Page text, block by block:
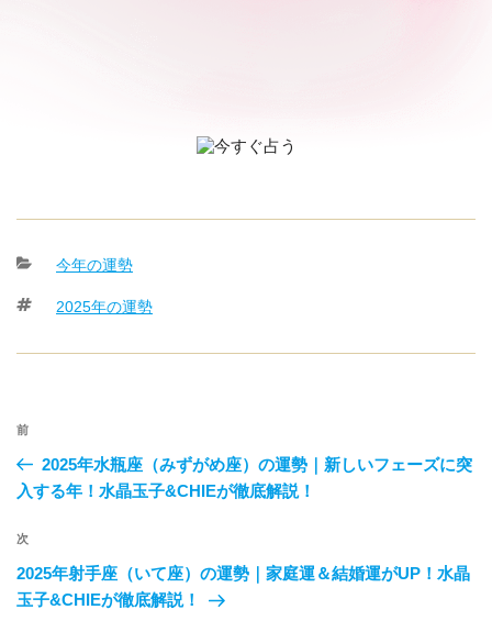
カ
ゴ
今年の運勢
タ
2025年の運勢
投
ナ
ゲ
ー
シ
前
の
投
前
2025年水瓶座（みずがめ座）の運勢｜新しいフェーズに突
入する年！水晶玉子&CHIEが徹底解説！
次
の
投
次
2025年射手座（いて座）の運勢｜家庭運＆結婚運がUP！水晶
玉子&CHIEが徹底解説！